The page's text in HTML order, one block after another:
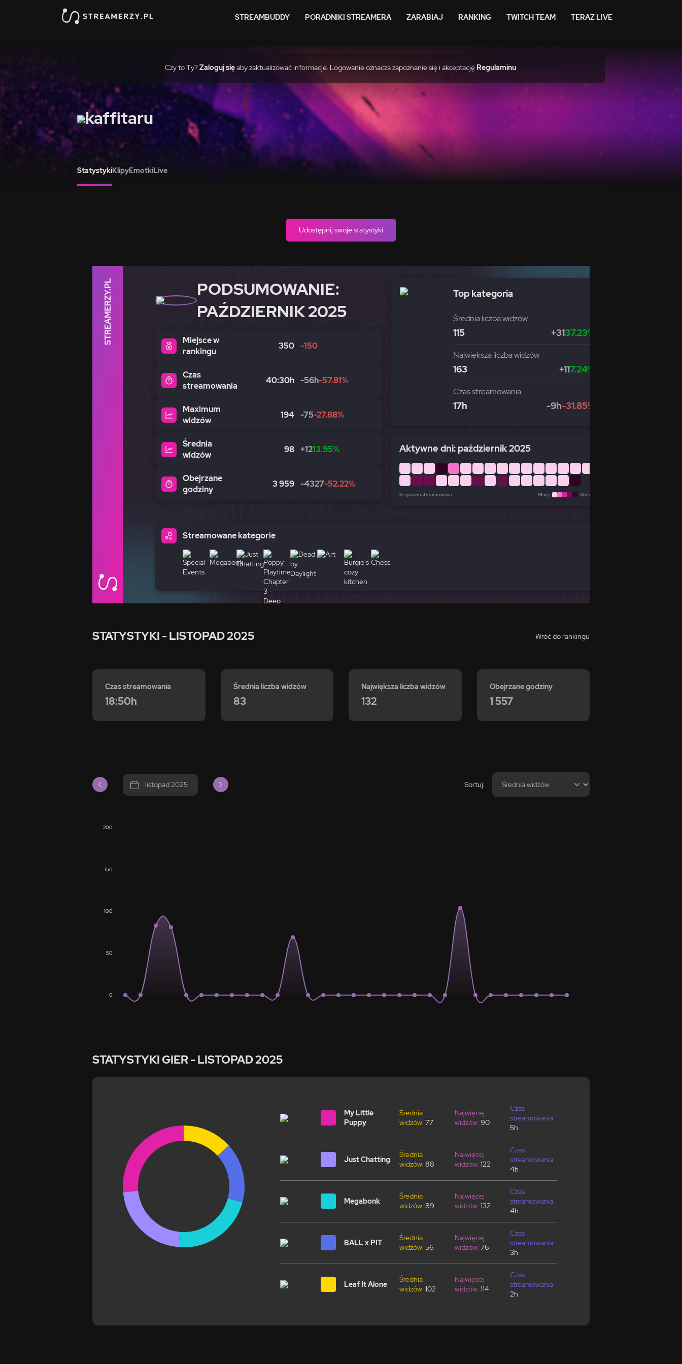
STREAMBUDDY PORADNIKI STREAMERA ZARABIAJ RANKING TWITCH TEAM TERAZ LIVE
Czy to Ty?Zaloguj sięaby zaktualizować informacje. Logowanie oznacza zapoznanie się i akceptacjęRegulaminu.
kaffitaru
StatystykiKlipyEmotkiLive
Udostępnij swoje statystyki
STREAMERZY.PL
PODSUMOWANIE:
PAŹDZIERNIK 2025
Miejsce w
rankingu
350 -150
Czas
streamowania
40:30h -56h-57.81%
Maximum
widzów
194 -75-27.88%
Średnia
widzów
98 +1213.95%
Obejrzane
godziny
3 959 -4327-52.22%
Top kategoria
Średnia liczba widzów
115 +3137.23%
Największa liczba widzów
163 +117.24%
Czas streamowania
17h -9h-31.85%
Aktywne dni: październik 2025
Ile godzin streamowano Mniej Więcej
Streamowane kategorie
STATYSTYKI - LISTOPAD 2025 Wróć do rankingu
Czas streamowania
18:50h
Średnia liczba widzów
83
Największa liczba widzów
132
Obejrzane godziny
1 557
listopad 2025 Sortuj:
0
50
100
150
200
STATYSTYKI GIER- LISTOPAD 2025
My Little
Puppy
Średnia
widzów: 77
Najwięcej
widzów: 90
Czas
streamowania:
5h
Just Chatting
Średnia
widzów: 88
Najwięcej
widzów: 122
Czas
streamowania:
4h
Megabonk
Średnia
widzów: 89
Najwięcej
widzów: 132
Czas
streamowania:
4h
BALL x PIT
Średnia
widzów: 56
Najwięcej
widzów: 76
Czas
streamowania:
3h
Leaf It Alone
Średnia
widzów: 102
Najwięcej
widzów: 114
Czas
streamowania:
2h